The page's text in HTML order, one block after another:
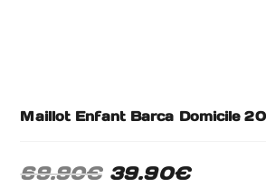
Maillot Enfant Barca Domicile
69.90€ 39.90€